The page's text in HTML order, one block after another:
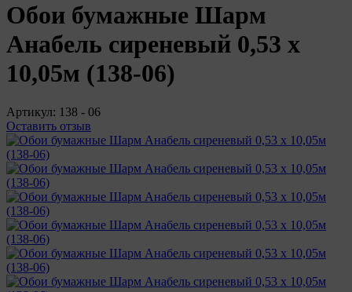
Обои бумажные Шарм
Анабель сиреневый 0,53 х
10,05м (138-06)
Артикул: 138 - 06
Оставить отзыв